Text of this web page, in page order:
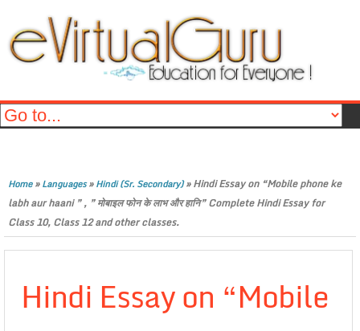
Home»Languages»Hindi (Sr. Secondary)»Hindi Essay on “Mobile phone ke
labh aur haani ” , ” मोबाइल फोन के लाभ और हानि” Complete Hindi Essay for
Class 10, Class 12 and other classes.
Hindi Essay on “Mobile